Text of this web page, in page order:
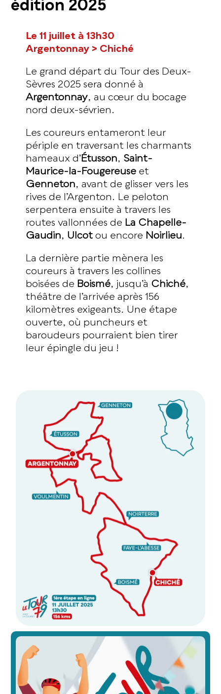
édition 2025
Le 11 juillet à 13h30
Argentonnay > Chiché
Le grand départ du Tour des Deux-
Sèvres 2025 sera donné à
Argentonnay, au cœur du bocage
nord deux-sévrien.
Les coureurs entameront leur
périple en traversant les charmants
hameaux d’Étusson, Saint-
Maurice-la-Fougereuse et
Genneton, avant de glisser vers les
rives de l’Argenton. Le peloton
serpentera ensuite à travers les
routes vallonnées de La Chapelle-
Gaudin, Ulcot ou encore Noirlieu.
La dernière partie mènera les
coureurs à travers les collines
boisées de Boismé, jusqu’à Chiché,
théâtre de l’arrivée après 156
kilomètres exigeants. Une étape
ouverte, où puncheurs et
baroudeurs pourraient bien tirer
leur épingle du jeu !